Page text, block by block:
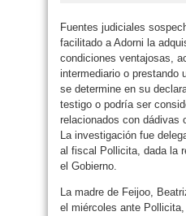
Fuentes judiciales
facilitado a Adorni la
condiciones ventajosas,
intermediario o prestando
se determine en su
testigo o podría ser
relacionados con dádivas
La investigación fue
al fiscal Pollicita, dada la
el Gobierno.
La madre de Feijoo,
el miércoles ante